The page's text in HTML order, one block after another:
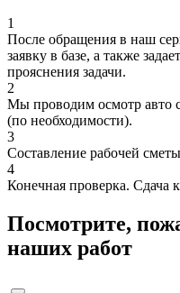
1
После обращения в наш
заявку в базе, а также
прояснения задачи.
2
Мы проводим осмотр авто
(по необходимости).
3
Составление рабочей
4
Конечная проверка. Сдача
Посмотрите,
наших работ